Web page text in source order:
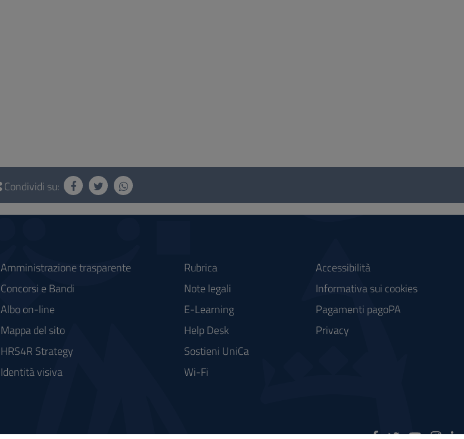
Condividi su:
Amministrazione trasparente
Concorsi e Bandi
Albo on-line
Mappa del sito
HRS4R Strategy
Identità visiva
Rubrica
Note legali
E-Learning
Help Desk
Sostieni UniCa
Wi-Fi
Accessibilità
Informativa sui cookies
Pagamenti pagoPA
Privacy